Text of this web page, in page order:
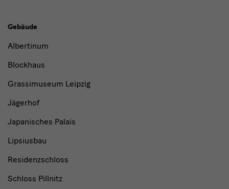
Gebäude,
Museen
Institutionen
Gebäude
Albertinum
Blockhaus
Grassimuseum Leipzig
Jägerhof
Japanisches Palais
Lipsiusbau
Residenzschloss
Schloss Pillnitz